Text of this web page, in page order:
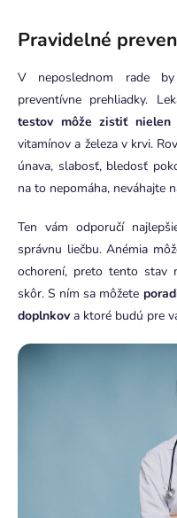
Pravidelné
V neposlednom rade
preventívne prehliadky.
testov môže zistiť nielen
vitamínov a železa v krvi.
únava, slabosť, bledosť
na to nepomáha, neváhajte
Ten vám odporučí
správnu liečbu. Anémia
ochorení, preto tento stav
skôr. S ním sa môžete
doplnkov a ktoré budú pre